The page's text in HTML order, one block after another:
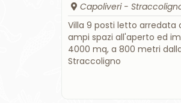
Capoliveri -
Villa 9 posti letto arredata
ampi spazi all'aperto ed
4000 mq, a 800 metri
Straccoligno